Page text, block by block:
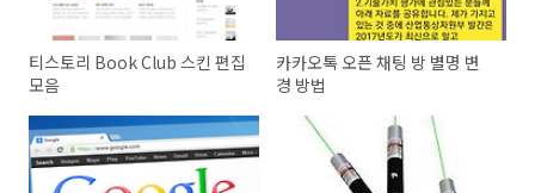
티스토리 Book Club 스킨 편집
모음
카카오톡 오픈 채팅 방 별명 변
경 방법